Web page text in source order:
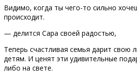
Видимо, когда ты чего-то сильно
происходит.
— делится Сара своей радостью,
Теперь счастливая семья дарит свою
детям. И ценят эти удивительные
либо на свете.